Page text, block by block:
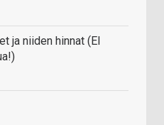
ja niiden hinnat (EI